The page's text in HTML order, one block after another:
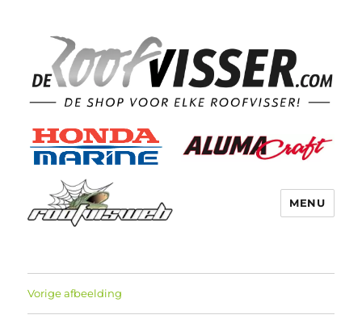
MENU
Vorige afbeelding